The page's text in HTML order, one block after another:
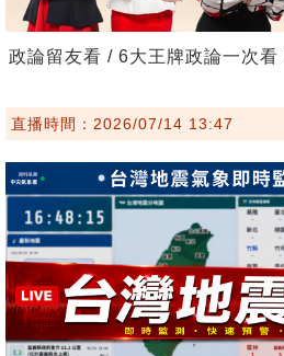
政論留友看 / 6大王牌政論一次
直播時間：2026/07/14 13:47